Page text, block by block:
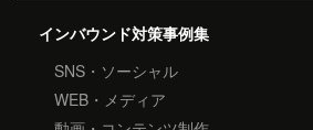
インバウンド対策事例集
SNS・ソーシャル
WEB・メディア